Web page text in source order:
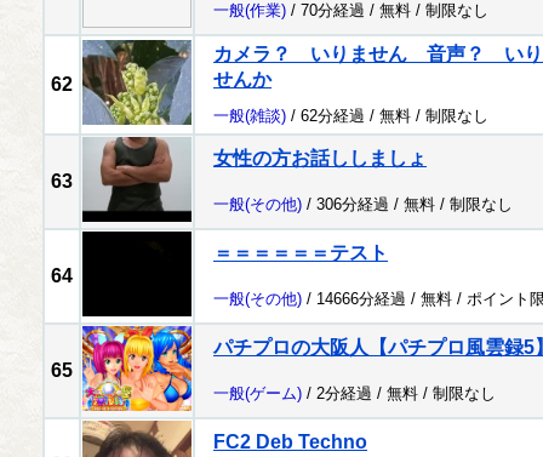
一般(作業) / 70分経過 / 無料 / 制限なし
62
カメラ？ いりません 音声？ いり
せんか
一般(雑談) / 62分経過 / 無料 / 制限なし
63
女性の方お話ししましょ
一般(その他) / 306分経過 / 無料 / 制限なし
64
＝＝＝＝＝＝テスト
一般(その他) / 14666分経過 / 無料 / ポイント
65
パチプロの大阪人【パチプロ風雲録5
一般(ゲーム) / 2分経過 / 無料 / 制限なし
FC2 Deb Techno